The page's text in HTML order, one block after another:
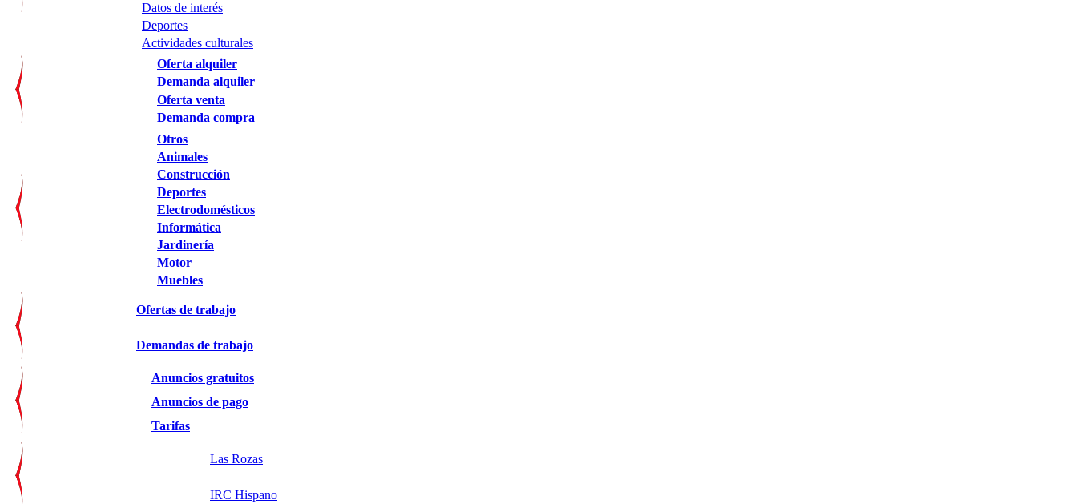
Datos de interés
Deportes
Actividades culturales
Oferta alquiler
Demanda alquiler
Oferta venta
Demanda compra
Otros
Animales
Construcción
Deportes
Electrodomésticos
Informática
Jardinería
Motor
Muebles
Ofertas de trabajo
Demandas de trabajo
Anuncios gratuitos
Anuncios de pago
Tarifas
Las Rozas
IRC Hispano